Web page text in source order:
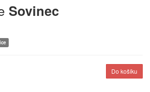
Sovinec